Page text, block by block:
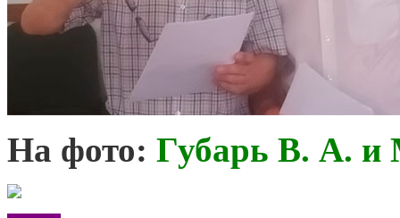
На фото: Губарь В. А. и